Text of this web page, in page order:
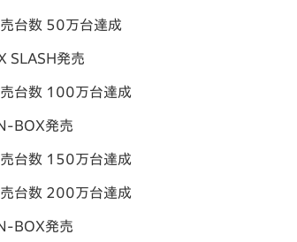
台数 50万台達成
SLASH発売
台数 100万台達成
BOX発売
台数 150万台達成
台数 200万台達成
BOX発売